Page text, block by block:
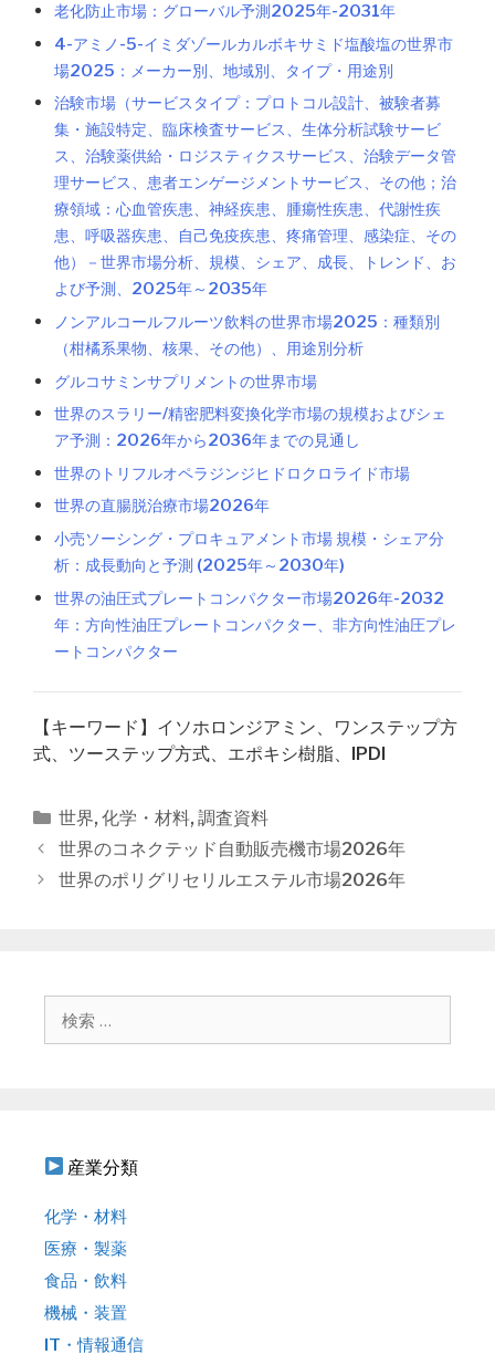
老化防止市場：グローバル予測2025年-2031年
4-アミノ-5-イミダゾールカルボキサミド塩酸塩の世界市
場2025：メーカー別、地域別、タイプ・用途別
治験市場（サービスタイプ：プロトコル設計、被験者募
集・施設特定、臨床検査サービス、生体分析試験サービ
ス、治験薬供給・ロジスティクスサービス、治験データ管
理サービス、患者エンゲージメントサービス、その他；治
療領域：心血管疾患、神経疾患、腫瘍性疾患、代謝性疾
患、呼吸器疾患、自己免疫疾患、疼痛管理、感染症、その
他）－世界市場分析、規模、シェア、成長、トレンド、お
よび予測、2025年～2035年
ノンアルコールフルーツ飲料の世界市場2025：種類別
（柑橘系果物、核果、その他）、用途別分析
グルコサミンサプリメントの世界市場
世界のスラリー/精密肥料変換化学市場の規模およびシェ
ア予測：2026年から2036年までの見通し
世界のトリフルオペラジンジヒドロクロライド市場
世界の直腸脱治療市場2026年
小売ソーシング・プロキュアメント市場 規模・シェア分
析：成長動向と予測 (2025年～2030年)
世界の油圧式プレートコンパクター市場2026年-2032
年：方向性油圧プレートコンパクター、非方向性油圧プレ
ートコンパクター
【キーワード】イソホロンジアミン、ワンステップ方
式、ツーステップ方式、エポキシ樹脂、IPDI
カ
テ
ゴ
世界, 化学・材料, 調査資料
投
稿
世界のコネクテッド自動販売機市場2026年
世界のポリグリセリルエステル市場2026年
産業分類
化学・材料
医療・製薬
食品・飲料
機械・装置
IT・情報通信